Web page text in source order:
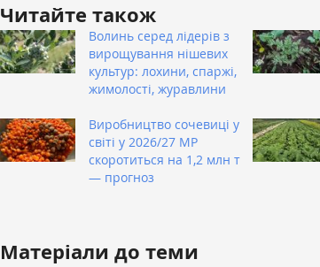
Читайте також
Волинь серед лідерів з
вирощування нішевих
культур: лохини, спаржі,
жимолості, журавлини
Виробництво сочевиці у
світі у 2026/27 МР
скоротиться на 1,2 млн т
— прогноз
Матеріали до теми